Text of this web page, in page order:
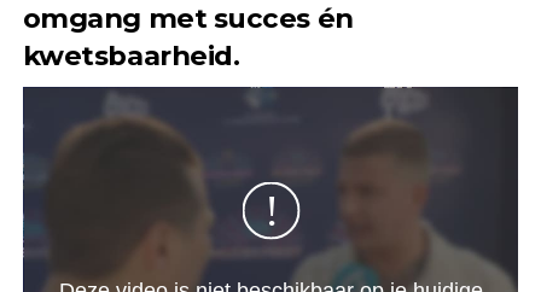
omgang met succes én
kwetsbaarheid.